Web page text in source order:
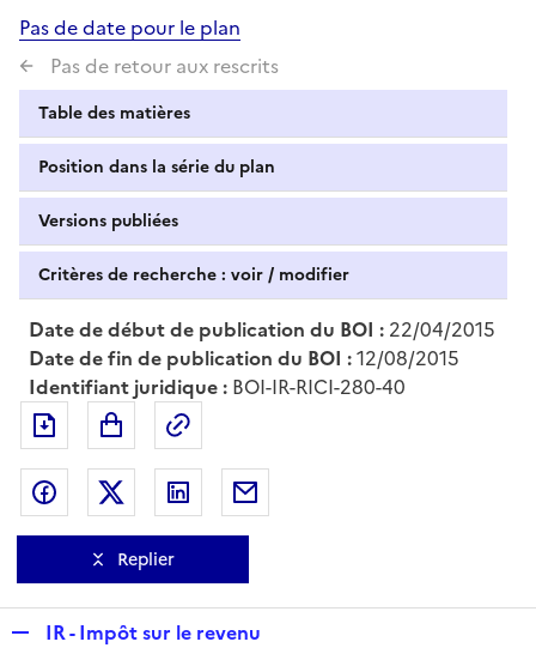
Pas de date pour le plan
Pas de retour aux rescrits
Table des matières
Position dans la série du plan
Versions publiées
Critères de recherche : voir / modifier
Date de début de publication du BOI : 22/04/2015
Date de fin de publication du BOI :12/08/2015
Identifiant juridique : BOI-IR-RICI-280-40
Exporter le document au format pdf
Partager sur Facebook
Partager sur Twitter
Partager sur LinkedIn
Replier
IR - Impôt sur le revenu